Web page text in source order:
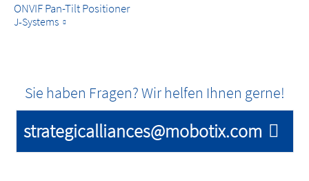
ONVIF Pan-Tilt Positioner
J-Systems
Sie haben Fragen? Wir helfen Ihnen gerne!
strategicalliances@mobotix.com